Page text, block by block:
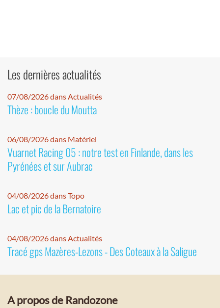
Les dernières actualités
07/08/2026 dans Actualités
Thèze : boucle du Moutta
06/08/2026 dans Matériel
Vuarnet Racing 05 : notre test en Finlande, dans les
Pyrénées et sur Aubrac
04/08/2026 dans Topo
Lac et pic de la Bernatoire
04/08/2026 dans Actualités
Tracé gps Mazères-Lezons - Des Coteaux à la Saligue
A propos de Randozone